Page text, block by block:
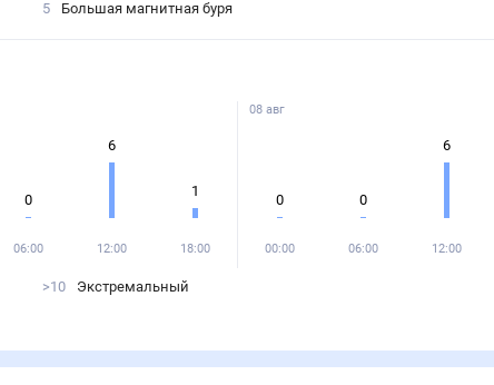
5
Большая магнитная буря
0
06:00
6
12:00
1
18:00
08 авг
0
00:00
0
06:00
6
12:00
>10 Экстремальный